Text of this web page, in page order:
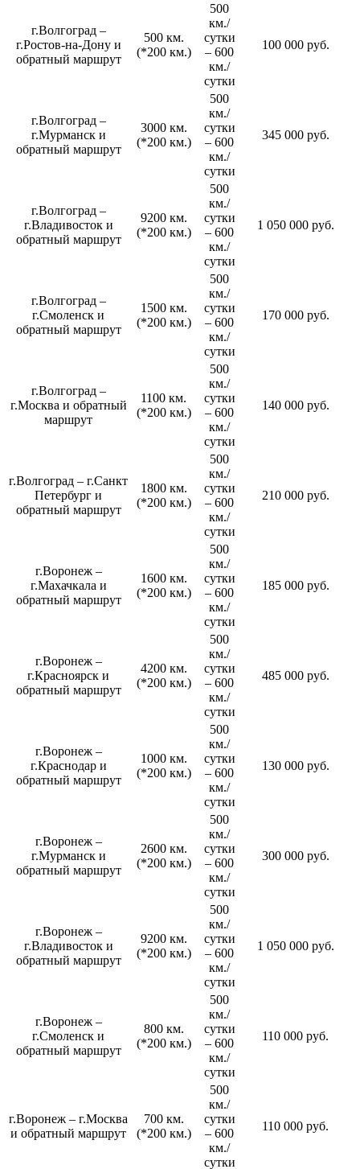
г.Волгоград –
г.Ростов-на-Дону и
обратный маршрут
500 км.
(*200 км.)
500
км./
сутки
– 600
км./
сутки
100 000 руб.
г.Волгоград –
г.Мурманск и
обратный маршрут
3000 км.
(*200 км.)
500
км./
сутки
– 600
км./
сутки
345 000 руб.
г.Волгоград –
г.Владивосток и
обратный маршрут
9200 км.
(*200 км.)
500
км./
сутки
– 600
км./
сутки
1 050 000 руб.
г.Волгоград –
г.Смоленск и
обратный маршрут
1500 км.
(*200 км.)
500
км./
сутки
– 600
км./
сутки
170 000 руб.
г.Волгоград –
г.Москва и обратный
маршрут
1100 км.
(*200 км.)
500
км./
сутки
– 600
км./
сутки
140 000 руб.
г.Волгоград – г.Санкт
Петербург и
обратный маршрут
1800 км.
(*200 км.)
500
км./
сутки
– 600
км./
сутки
210 000 руб.
г.Воронеж –
г.Махачкала и
обратный маршрут
1600 км.
(*200 км.)
500
км./
сутки
– 600
км./
сутки
185 000 руб.
г.Воронеж –
г.Красноярск и
обратный маршрут
4200 км.
(*200 км.)
500
км./
сутки
– 600
км./
сутки
485 000 руб.
г.Воронеж –
г.Краснодар и
обратный маршрут
1000 км.
(*200 км.)
500
км./
сутки
– 600
км./
сутки
130 000 руб.
г.Воронеж –
г.Мурманск и
обратный маршрут
2600 км.
(*200 км.)
500
км./
сутки
– 600
км./
сутки
300 000 руб.
г.Воронеж –
г.Владивосток и
обратный маршрут
9200 км.
(*200 км.)
500
км./
сутки
– 600
км./
сутки
1 050 000 руб.
г.Воронеж –
г.Смоленск и
обратный маршрут
800 км.
(*200 км.)
500
км./
сутки
– 600
км./
сутки
110 000 руб.
г.Воронеж – г.Москва
и обратный маршрут
700 км.
(*200 км.)
500
км./
сутки
– 600
км./
сутки
110 000 руб.